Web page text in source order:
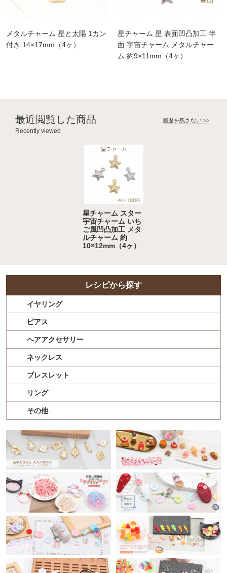
メタルチャーム 星と太陽 1カン
付き 14×17mm（4ヶ）
星チャーム 星 表面凹凸加工 半
面 宇宙チャーム メタルチャー
ム 約9×11mm（4ヶ）
最近閲覧した商品
Recently viewed
履歴を残さない >>
星チャーム スター
宇宙チャーム いち
ご風凹凸加工 メタ
ルチャーム 約
10×12mm（4ヶ）
レシピから探す
イヤリング
ピアス
ヘアアクセサリー
ネックレス
ブレスレット
リング
その他